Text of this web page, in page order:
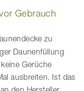
Gebrauch
zu
Daunenfüllung
Gerüche
ausbreiten. Ist das